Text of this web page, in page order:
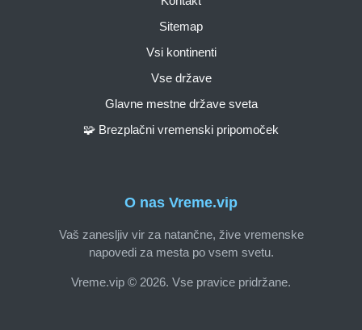
O nas Vreme.vip
Vaš zanesljiv vir za natančne, žive vremenske
napovedi za mesta po vsem svetu.
Vreme.vip © 2026. Vse pravice pridržane.
Sitemap
Vsi kontinenti
Vse države
Glavne mestne države sveta
🧩 Brezplačni vremenski pripomoček